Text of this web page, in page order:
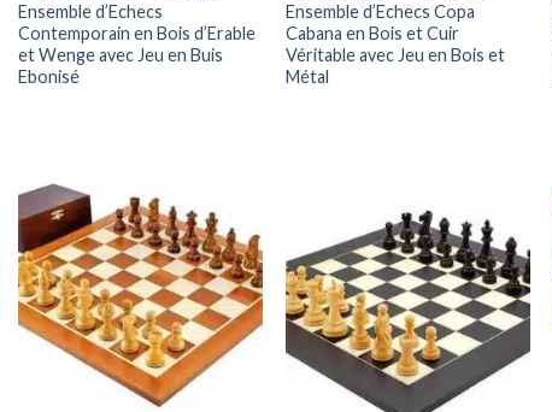
Ensemble d’Echecs
Contemporain en Bois d’Erable
et Wenge avec Jeu en Buis
Ebonisé
Ensemble d’Echecs Copa
Cabana en Bois et Cuir
Véritable avec Jeu en Bois et
Métal